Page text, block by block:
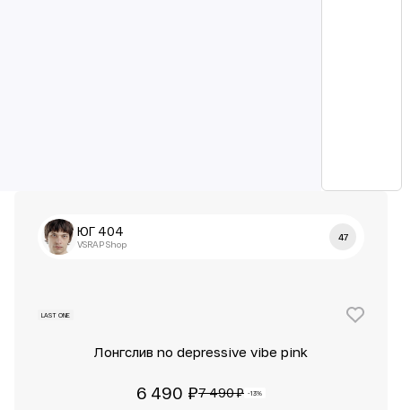
ЮГ 404
VSRAP Shop
47
LAST ONE
Лонгслив no depressive vibe pink
6 490 ₽7 490 ₽ -13%